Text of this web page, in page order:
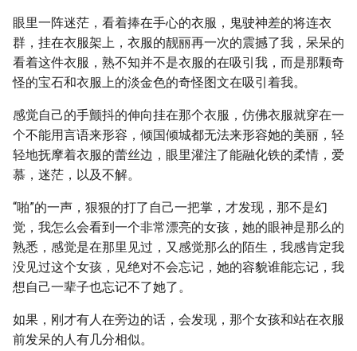
眼里一阵迷茫，看着捧在手心的衣服，鬼驶神差的将连衣
群，挂在衣服架上，衣服的靓丽再一次的震撼了我，呆呆的
看着这件衣服，熟不知并不是衣服的在吸引我，而是那颗奇
怪的宝石和衣服上的淡金色的奇怪图文在吸引着我。
感觉自己的手颤抖的伸向挂在那个衣服，仿佛衣服就穿在一
个不能用言语来形容，倾国倾城都无法来形容她的美丽，轻
轻地抚摩着衣服的蕾丝边，眼里灌注了能融化铁的柔情，爱
慕，迷茫，以及不解。
“啪”的一声，狠狠的打了自己一把掌，才发现，那不是幻
觉，我怎么会看到一个非常漂亮的女孩，她的眼神是那么的
熟悉，感觉是在那里见过，又感觉那么的陌生，我感肯定我
没见过这个女孩，见绝对不会忘记，她的容貌谁能忘记，我
想自己一辈子也忘记不了她了。
如果，刚才有人在旁边的话，会发现，那个女孩和站在衣服
前发呆的人有几分相似。